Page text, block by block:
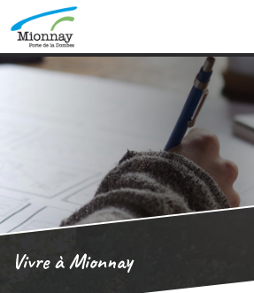
Vivre à Mionnay